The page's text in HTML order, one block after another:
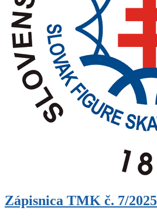
Zápisnica TMK č. 7/2025